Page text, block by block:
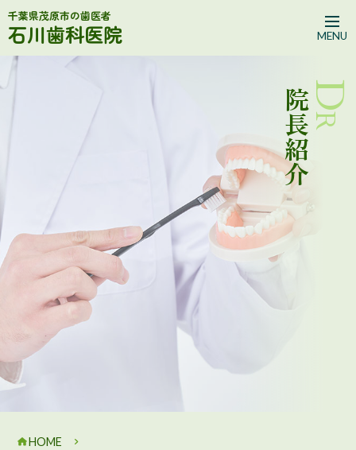
千葉県茂原市の歯医者
石川歯科医院 MENU
Dr
院長紹介
HOME